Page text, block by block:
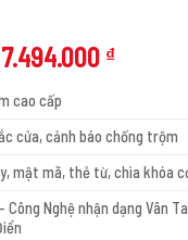
Giá
là:
12.490.000 ₫.
7.494.000 ₫Giá
là:
cao cấp
cửa, cảnh báo chống trộm
mật mã, thẻ từ, chìa khóa
Công Nghệ nhận dạng Vân